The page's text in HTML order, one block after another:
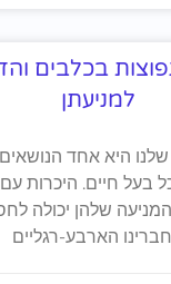
בכלבים
למניעתן
היא אחד
בעל חיים. היכרות
המניעה שלהן יכולה
הארבע-רגליים